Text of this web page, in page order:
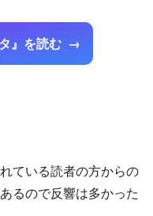
』を読む
ている読者の方からの
るので反響は多かった